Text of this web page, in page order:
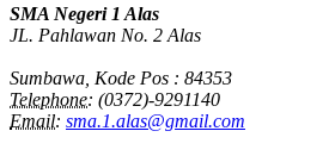
SMA Negeri 1 Alas
JL. Pahlawan No. 2 Alas
Sumbawa, Kode Pos : 84353
Telephone: (0372)-9291140
Email: sma.1.alas@gmail.com